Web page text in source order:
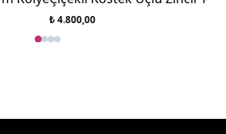
₺ 4.800,00